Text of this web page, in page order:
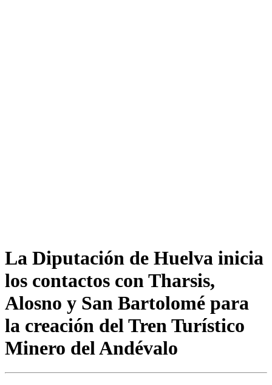
La Diputación de Huelva inicia
los contactos con Tharsis,
Alosno y San Bartolomé para
la creación del Tren Turístico
Minero del Andévalo